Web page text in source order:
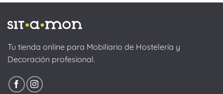
Tu tienda online para Mobiliario de Hostelería y
Decoración profesional.